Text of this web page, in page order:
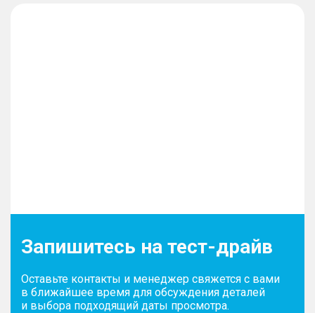
Запишитесь на тест-драйв
Оставьте контакты и менеджер свяжется с вами
в ближайшее время для обсуждения деталей
и выбора подходящий даты просмотра.